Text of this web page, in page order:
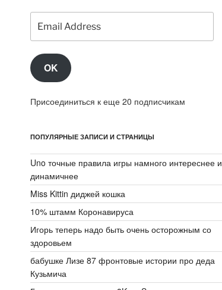
Address
OK
Присоединиться к еще 20 подписчикам
ПОПУЛЯРНЫЕ ЗАПИСИ И СТРАНИЦЫ
Uno точные правила игры намного интереснее и
динамичнее
Miss Kittin диджей кошка
10% штамм Коронавируса
Игорь теперь надо быть очень осторожным со
здоровьем
бабушке Лизе 87 фронтовые истории про деда
Кузьмича